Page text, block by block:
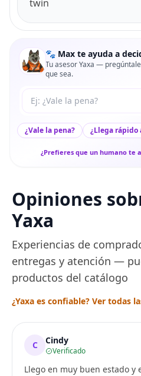
twin
🐾 Max te ayuda a
Tu asesor Yaxa —
que sea.
Tu pregunta a Max
¿Vale la pena? ¿Llega rápido
¿Prefieres que un humano te
Opiniones
Yaxa
Experiencias de
entregas y atención —
productos del catálogo
¿Yaxa es confiable? Ver todas
C Cindy
Verificado
Llego en muy buen estado y